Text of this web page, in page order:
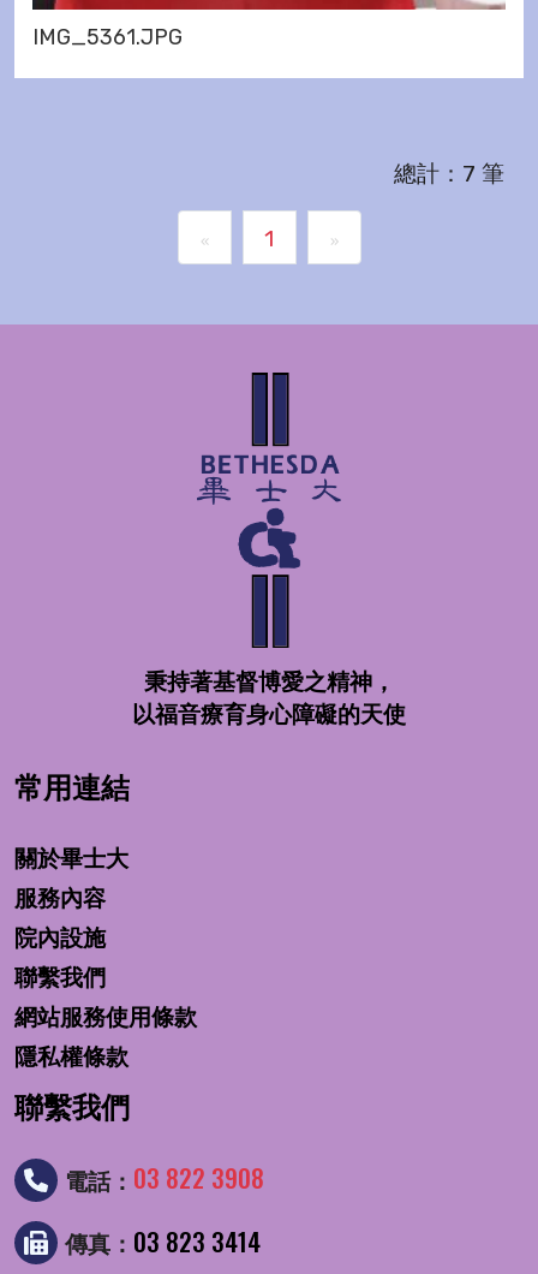
IMG_5361.JPG
總計：7 筆
« 1 »
秉持著基督博愛之精神，
以福音療育身心障礙的天使
常用連結
關於畢士大
服務內容
院內設施
聯繫我們
網站服務使用條款
隱私權條款
聯繫我們
電話： 03 822 3908
傳真： 03 823 3414